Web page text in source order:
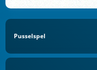
Pusselspel